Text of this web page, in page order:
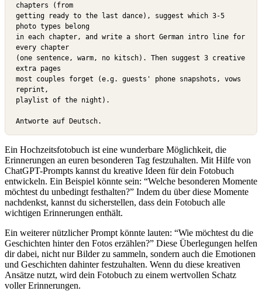
chapters (from
getting ready to the last dance), suggest which 3-5
photo types belong
in each chapter, and write a short German intro line for
every chapter
(one sentence, warm, no kitsch). Then suggest 3 creative
extra pages
most couples forget (e.g. guests' phone snapshots, vows
reprint,
playlist of the night).
Antworte auf Deutsch.
Ein Hochzeitsfotobuch ist eine wunderbare Möglichkeit, die
Erinnerungen an euren besonderen Tag festzuhalten. Mit Hilfe von
ChatGPT-Prompts kannst du kreative Ideen für dein Fotobuch
entwickeln. Ein Beispiel könnte sein: “Welche besonderen Momente
möchtest du unbedingt festhalten?” Indem du über diese Momente
nachdenkst, kannst du sicherstellen, dass dein Fotobuch alle
wichtigen Erinnerungen enthält.
Ein weiterer nützlicher Prompt könnte lauten: “Wie möchtest du die
Geschichten hinter den Fotos erzählen?” Diese Überlegungen helfen
dir dabei, nicht nur Bilder zu sammeln, sondern auch die Emotionen
und Geschichten dahinter festzuhalten. Wenn du diese kreativen
Ansätze nutzt, wird dein Fotobuch zu einem wertvollen Schatz
voller Erinnerungen.